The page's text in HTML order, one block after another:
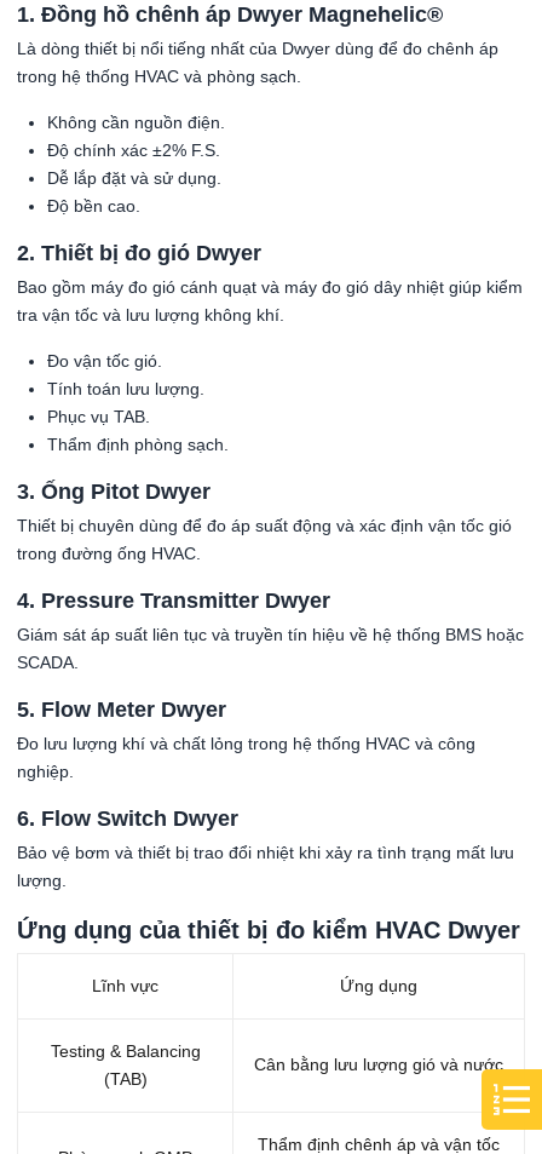
1. Đồng hồ chênh áp Dwyer Magnehelic®
Là dòng thiết bị nổi tiếng nhất của Dwyer dùng để đo chênh áp
trong hệ thống HVAC và phòng sạch.
Không cần nguồn điện.
Độ chính xác ±2% F.S.
Dễ lắp đặt và sử dụng.
Độ bền cao.
2. Thiết bị đo gió Dwyer
Bao gồm máy đo gió cánh quạt và máy đo gió dây nhiệt giúp kiểm
tra vận tốc và lưu lượng không khí.
Đo vận tốc gió.
Tính toán lưu lượng.
Phục vụ TAB.
Thẩm định phòng sạch.
3. Ống Pitot Dwyer
Thiết bị chuyên dùng để đo áp suất động và xác định vận tốc gió
trong đường ống HVAC.
4. Pressure Transmitter Dwyer
Giám sát áp suất liên tục và truyền tín hiệu về hệ thống BMS hoặc
SCADA.
5. Flow Meter Dwyer
Đo lưu lượng khí và chất lỏng trong hệ thống HVAC và công
nghiệp.
6. Flow Switch Dwyer
Bảo vệ bơm và thiết bị trao đổi nhiệt khi xảy ra tình trạng mất lưu
lượng.
Ứng dụng của thiết bị đo kiểm HVAC Dwyer
Lĩnh vực Ứng dụng
Testing & Balancing
(TAB)
Cân bằng lưu lượng gió và nước
Thẩm định chênh áp và vận tốc